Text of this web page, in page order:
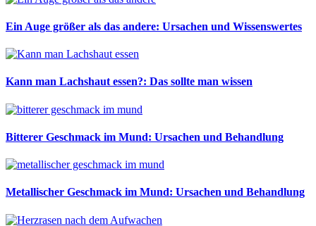
Ein Auge größer als das andere: Ursachen und Wissenswertes
Kann man Lachshaut essen?: Das sollte man wissen
Bitterer Geschmack im Mund: Ursachen und Behandlung
Metallischer Geschmack im Mund: Ursachen und Behandlung